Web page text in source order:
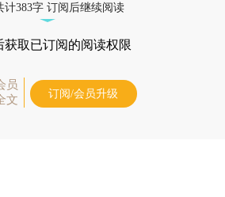
计383字 订阅后继续阅读
获取已订阅的阅读权限
员
文
订阅/会员升级